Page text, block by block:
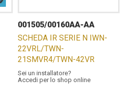
001505/00160AA-AA
SCHEDA IR SERIE N IWN-
22VRL/TWN-
21SMVR4/TWN-42VR
Sei un installatore?
Accedi per lo shop online